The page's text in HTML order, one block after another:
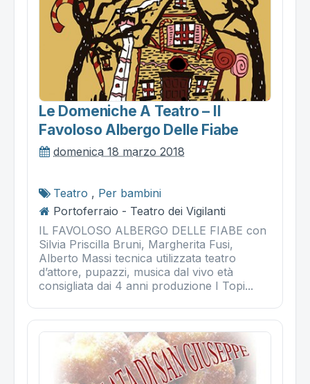
Le Domeniche A Teatro – Il
Favoloso Albergo Delle Fiabe
domenica 18 marzo 2018
Teatro , Per bambini
Portoferraio - Teatro dei Vigilanti
IL FAVOLOSO ALBERGO DELLE FIABE con
Silvia Priscilla Bruni, Margherita Fusi,
Alberto Massi tecnica utilizzata teatro
d’attore, pupazzi, musica dal vivo età
consigliata dai 4 anni produzione I Topi...